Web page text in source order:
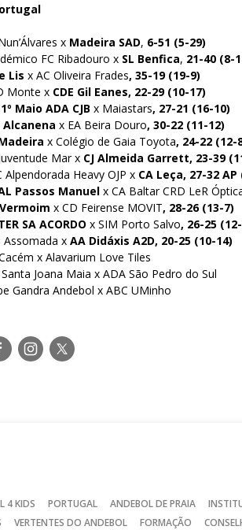
x Madeira SAD, 6-51 (5-29)
FC Ribadouro x SL Benfica, 21-40 (8-
Lis x AC Oliveira Frades, 35-19 (19-9)
Monte x CDE Gil Eanes, 22-29 (10-17)
1º Maio ADA CJB x Maiastars, 27-21 (16-10)
Alcanena x EA Beira Douro, 30-22 (11-12)
x Colégio de Gaia Toyota, 24-22 (12-
Mar x CJ Almeida Garrett, 23-39
Alpendorada Heavy OJP x CA Leça, 27-32
Passos Manuel x CA Baltar CRD LeR
x CD Feirense MOVIT, 28-26 (13-7)
SA ACORDO x SIM Porto Salvo, 26-25
Assomada xAA Didáxis A2D, 20-25 (10-14)
x Alavarium Love Tiles
Joana Maia x ADA São Pedro do Sul
Gandra Andebol x ABC UMinho
Siga-
nos
Siga-
nos
4 KIDS PORTUGAL ANDEBOL DE PRAIA
VERTENTES DO ANDEBOL FORMAÇÃO